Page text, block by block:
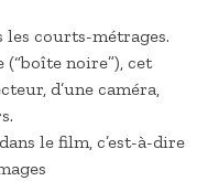
courts-métrages.
(“boîte noire”), cet
d’une caméra,
le film, c’est-à-dire